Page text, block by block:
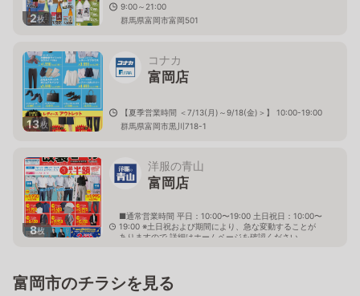
2枚
9:00～21:00
群馬県富岡市富岡501
13枚
コナカ
富岡店
【夏季営業時間 ＜7/13(月)～9/18(金)＞】 10:00-19:00
群馬県富岡市黒川718-1
8枚
洋服の青山
富岡店
■通常営業時間 平日：10:00〜19:00 土日祝日：10:00〜
19:00 ※土日祝および期間により、急な変動することが
ありますので 詳細はホームページを確認ください
富岡市のチラシを見る